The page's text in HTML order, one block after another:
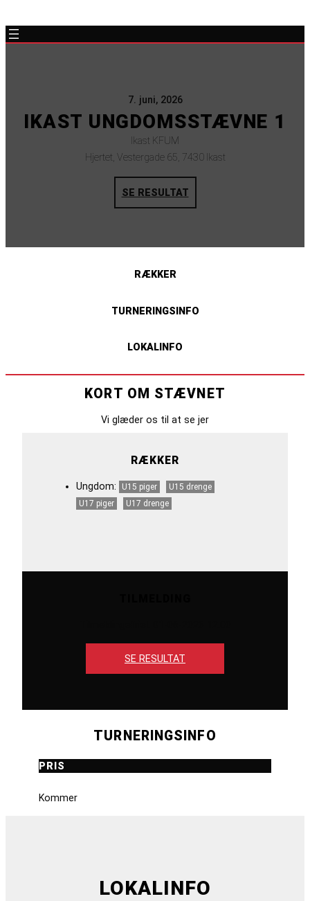
7. juni, 2026
IKAST UNGDOMSSTÆVNE 1
Ikast KFUM
Hjertet, Vestergade 65, 7430 Ikast
SE RESULTAT
RÆKKER
TURNERINGSINFO
LOKALINFO
KORT OM STÆVNET
Vi glæder os til at se jer
RÆKKER
Ungdom: U15 piger
U15 drenge
U17 piger
U17 drenge
SE RESULTAT
TURNERINGSINFO
PRIS
Kommer
LOKALINFO